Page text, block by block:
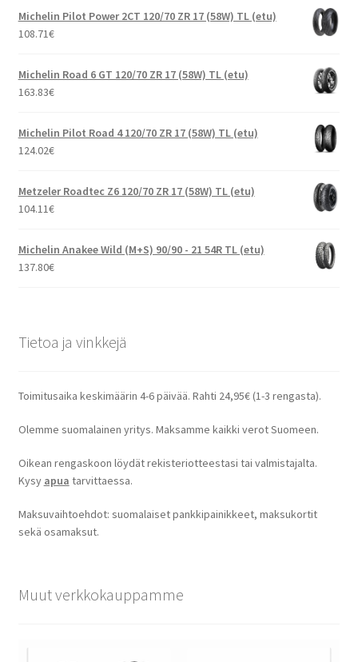
Michelin Pilot Power 2CT 120/70 ZR 17 (58W) TL (etu)
108.71€
Michelin Road 6 GT 120/70 ZR 17 (58W) TL (etu)
163.83€
Michelin Pilot Road 4 120/70 ZR 17 (58W) TL (etu)
124.02€
Metzeler Roadtec Z6 120/70 ZR 17 (58W) TL (etu)
104.11€
Michelin Anakee Wild (M+S) 90/90 - 21 54R TL (etu)
137.80€
Tietoa ja vinkkejä
Toimitusaika keskimäärin 4-6 päivää. Rahti 24,95€ (1-3 rengasta).
Olemme suomalainen yritys. Maksamme kaikki verot Suomeen.
Oikean rengaskoon löydät rekisteriotteestasi tai valmistajalta.
Kysy apua tarvittaessa.
Maksuvaihtoehdot: suomalaiset pankkipainikkeet, maksukortit
sekä osamaksut.
Muut verkkokauppamme